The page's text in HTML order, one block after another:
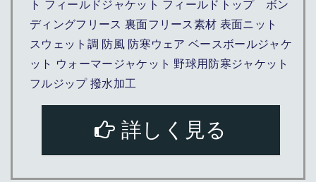
ト フィールドジャケット フィールドトップ ボン
ディングフリース 裏面フリース素材 表面ニット
スウェット調 防風 防寒ウェア ベースボールジャケ
ット ウォーマージャケット 野球用防寒ジャケット
フルジップ 撥水加工
詳しく見る